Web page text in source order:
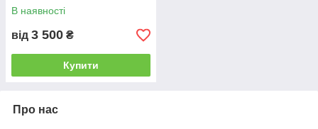
В наявності
від 3 500 ₴
Купити
Про нас